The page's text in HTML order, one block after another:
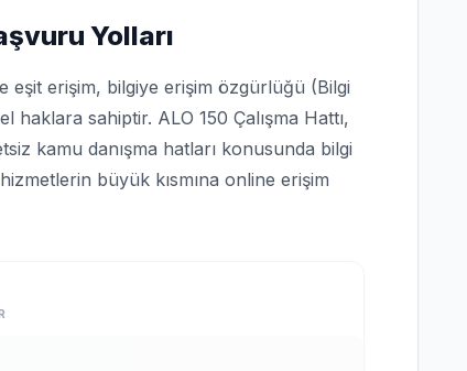
Yolları
eşit erişim, bilgiye erişim özgürlüğü (Bilgi
haklara sahiptir. ALO 150 Çalışma Hattı,
kamu danışma hatları konusunda bilgi
büyük kısmına online erişim